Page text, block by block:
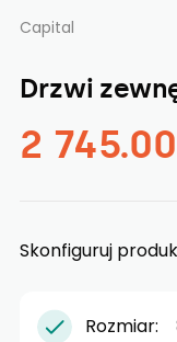
Capital
Drzwi
2
Skonfiguruj
Rozmiar: